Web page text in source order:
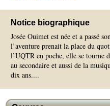
Notice biographique
Josée Ouimet est née et a passé
l’aventure prenait la place du
l’UQTR en poche, elle se tourne
au secondaire et aussi de la
dix ans....